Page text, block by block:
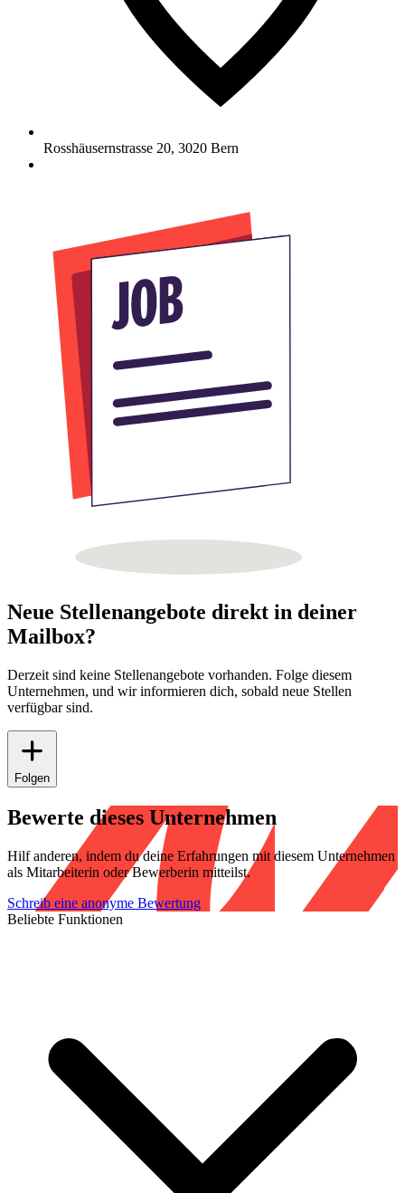
Rosshäusernstrasse 20, 3020 Bern
Neue Stellenangebote direkt in deiner
Mailbox?
Derzeit sind keine Stellenangebote vorhanden. Folge diesem
Unternehmen, und wir informieren dich, sobald neue Stellen
verfügbar sind.
Folgen
Bewerte dieses Unternehmen
Hilf anderen, indem du deine Erfahrungen mit diesem Unternehmen
als Mitarbeiterin oder Bewerberin mitteilst.
Schreib eine anonyme Bewertung
Beliebte Funktionen